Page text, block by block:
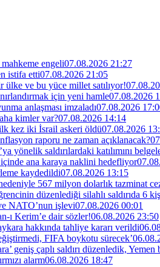
engeli07.08.2026 21:27
istifa etti07.08.2026 21:05
ve bu yüce millet satılıyor!
için yeni hamle07.08.2026
anlaşması imzaladı07.08.2026
kimler var?07.08.2026 14:14
kez iki İsrail askeri öldü07.08.2026
raporu ne zaman açıklanacak?
yönelik saldırılardaki katılımını
ana karaya naklini hedefliyor
kaydedildi07.08.2026 13:15
567 milyon dolarlık tazminat
düzenlediği silahlı saldırıda 6
NATO’nun işlevi07.08.2026 00:01
ı Kerim’e dair sözler!06.08.2026 23:50
hakkında tahliye kararı verildi
FIFA boykotu sürecek’
geniş çaplı saldırı düzenledik, Yemen
alarm06.08.2026 18:47